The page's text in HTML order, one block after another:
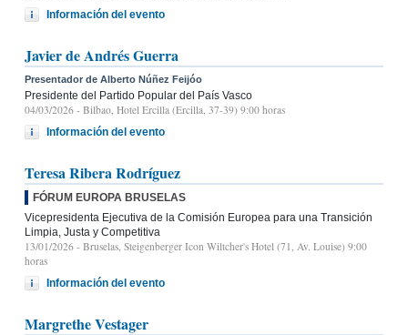
Información del evento
Javier de Andrés Guerra
Presentador de Alberto Núñez Feijóo
Presidente del Partido Popular del País Vasco
04/03/2026 - Bilbao, Hotel Ercilla (Ercilla, 37-39) 9:00 horas
Información del evento
Teresa Ribera Rodríguez
FÓRUM EUROPA BRUSELAS
Vicepresidenta Ejecutiva de la Comisión Europea para una Transición
Limpia, Justa y Competitiva
13/01/2026 - Bruselas, Steigenberger Icon Wiltcher's Hotel (71, Av. Louise) 9:00
horas
Información del evento
Margrethe Vestager